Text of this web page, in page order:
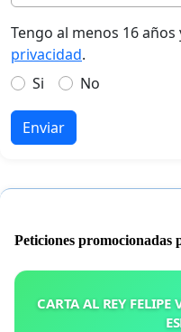
Tengo al menos 16 años
privacidad.
Si
No
Enviar
Peticiones promocionadas
CARTA AL REY